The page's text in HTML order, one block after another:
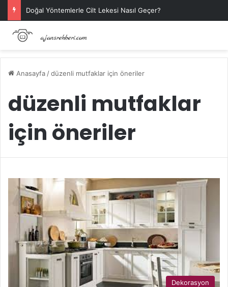
Doğal Yöntemlerle Cilt Lekesi Nasıl Geçer?
Anasayfa /düzenli mutfaklar için öneriler
düzenli mutfaklar
için öneriler
Dekorasyon